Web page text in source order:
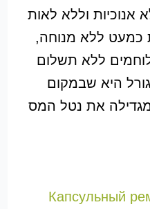
אנוכיות וללא לאות
כמעט ללא מנוחה,
ללא תשלום
היא שבמקום
את נטל המס
Капсульный